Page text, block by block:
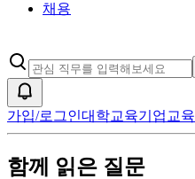
채용
가입/로그인대학교육기업교육
함께 읽은 질문